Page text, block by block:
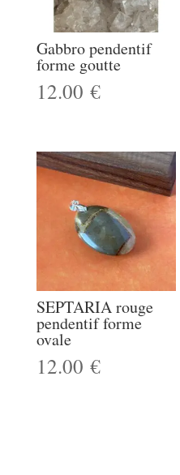
Gabbro pendentif
forme goutte
12.00 €
SEPTARIA rouge
pendentif forme
ovale
12.00 €